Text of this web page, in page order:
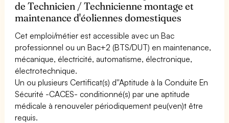
de Technicien / Technicienne montage et
maintenance d'éoliennes domestiques
Cet emploi/métier est accessible avec un Bac
professionnel ou un Bac+2 (BTS/DUT) en maintenance,
mécanique, électricité, automatisme, électronique,
électrotechnique.
Un ou plusieurs Certificat(s) d''Aptitude à la Conduite En
Sécurité -CACES- conditionné(s) par une aptitude
médicale à renouveler périodiquement peu(ven)t être
requis.